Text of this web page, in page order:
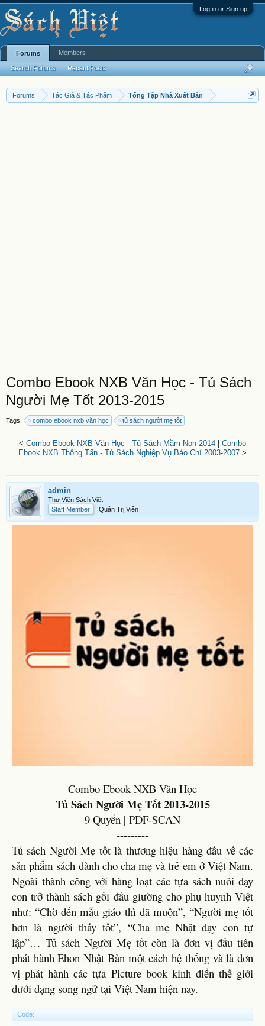
Log in or Sign up
Forums Tác Giả & Tác Phẩm Tổng Tập Nhà Xuất Bản
Combo Ebook NXB Văn Học - Tủ Sách
Người Mẹ Tốt 2013-2015
Tags: combo ebook nxb văn học tủ sách người mẹ tốt
< Combo Ebook NXB Văn Học - Tủ Sách Mầm Non 2014
Combo
Ebook NXB Thông Tấn - Tủ Sách Nghiệp Vụ Báo Chí 2003-2007 >
admin
Thư Viện Sách Việt
Staff Member
Quản Trị Viên
Combo Ebook NXB Văn Học
Tủ Sách Người Mẹ Tốt 2013-2015
9 Quyển | PDF-SCAN
---------​
Tủ sách Người Mẹ tốt là thương hiệu hàng đầu về các
sản phẩm sách dành cho cha mẹ và trẻ em ở Việt Nam.
Ngoài thành công với hàng loạt các tựa sách nuôi dạy
con trở thành sách gối đầu giường cho phụ huynh Việt
như: “Chờ đến mẫu giáo thì đã muộn”, “Người mẹ tốt
hơn là người thầy tốt”, “Cha mẹ Nhật dạy con tự
lập”… Tủ sách Người Mẹ tốt còn là đơn vị đầu tiên
phát hành Ehon Nhật Bản một cách hệ thống và là đơn
vị phát hành các tựa Picture book kinh điển thế giới
dưới dạng song ngữ tại Việt Nam hiện nay.
Code:
Forums
Search Forums Recent Posts
Members